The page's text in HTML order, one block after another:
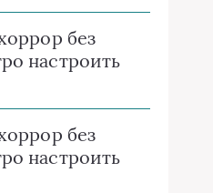
без
настроить
без
настроить